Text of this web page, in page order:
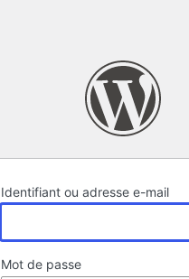
Identifiant ou adresse e-mail
Mot de passe